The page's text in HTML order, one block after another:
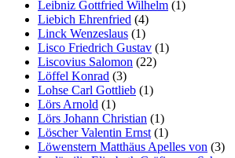
Leibniz Gottfried Wilhelm (1)
Liebich Ehrenfried (4)
Linck Wenzeslaus (1)
Lisco Friedrich Gustav (1)
Liscovius Salomon (22)
Löffel Konrad (3)
Lohse Carl Gottlieb (1)
Lörs Arnold (1)
Lörs Johann Christian (1)
Löscher Valentin Ernst (1)
Löwenstern Matthäus Apelles von (3)